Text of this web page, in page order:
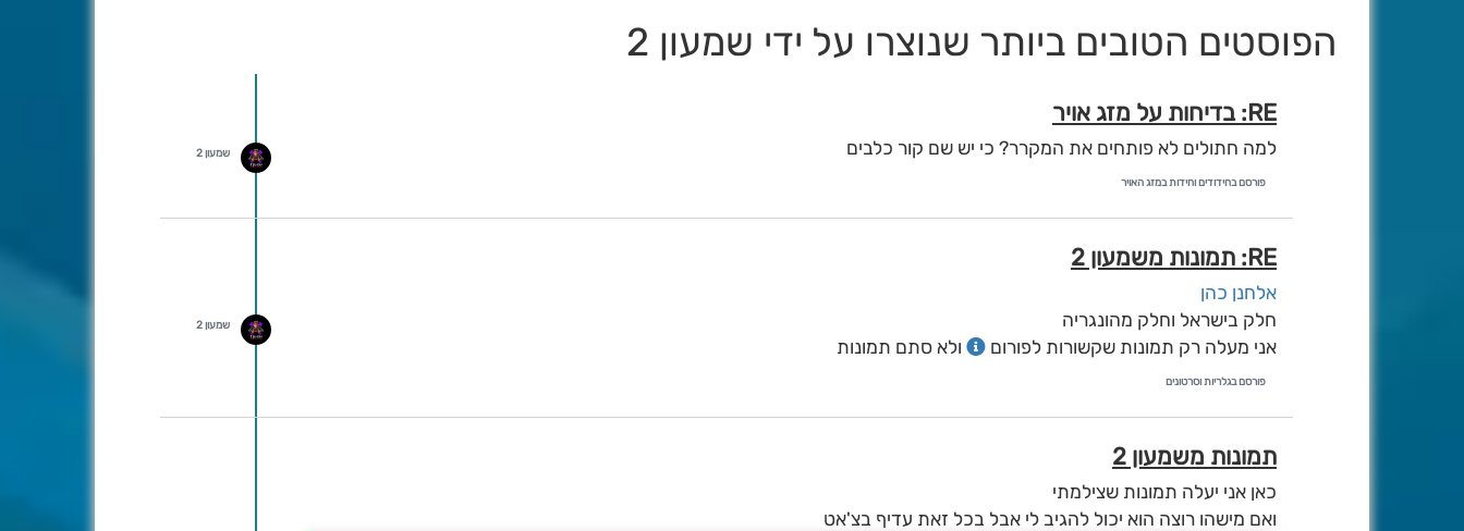
הפוסטים הטובים ביותר שנוצרו על ידי שמעון 2
RE: בדיחות על מזג אויר
למה חתולים לא פותחים את המקרר? כי יש שם קור כלבים
פורסם בחידודים וחידות במזג האויר
שמעון 2
RE: תמונות משמעון 2
אלחנן כהן
חלק בישראל וחלק מהונגריה
אני מעלה רק תמונות שקשורות לפורום
ולא סתם תמונות
פורסם בגלריות וסרטונים
שמעון 2
תמונות משמעון 2
כאן אני יעלה תמונות שצילמתי
ואם מישהו רוצה הוא יכול להגיב לי אבל בכל זאת עדיף בצ'אט